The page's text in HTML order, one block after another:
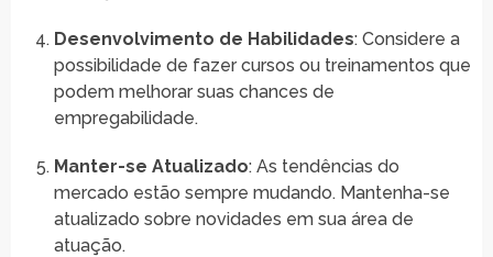
Desenvolvimento de Habilidades: Considere a
possibilidade de fazer cursos ou treinamentos que
podem melhorar suas chances de
empregabilidade.
Manter-se Atualizado: As tendências do
mercado estão sempre mudando. Mantenha-se
atualizado sobre novidades em sua área de
atuação.